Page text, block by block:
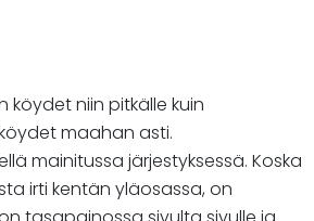
köydet niin pitkälle kuin
maahan asti.
mainitussa järjestyksessä. Koska
irti kentän yläosassa, on